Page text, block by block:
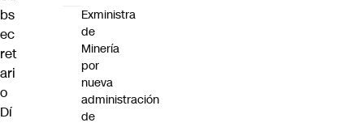
bs
ec
ret
ari
o
Dí
Exministra
de
Minería
por
nueva
administración
de